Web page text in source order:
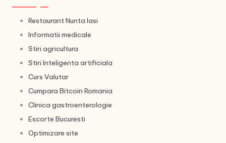
Restaurant Nunta Iasi
Informatii medicale
Stiri agricultura
Stiri Inteligenta artificiala
Curs Valutar
Cumpara Bitcoin Romania
Clinica gastroenterologie
Escorte Bucuresti
Optimizare site